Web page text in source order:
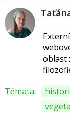
oblast
Témata: